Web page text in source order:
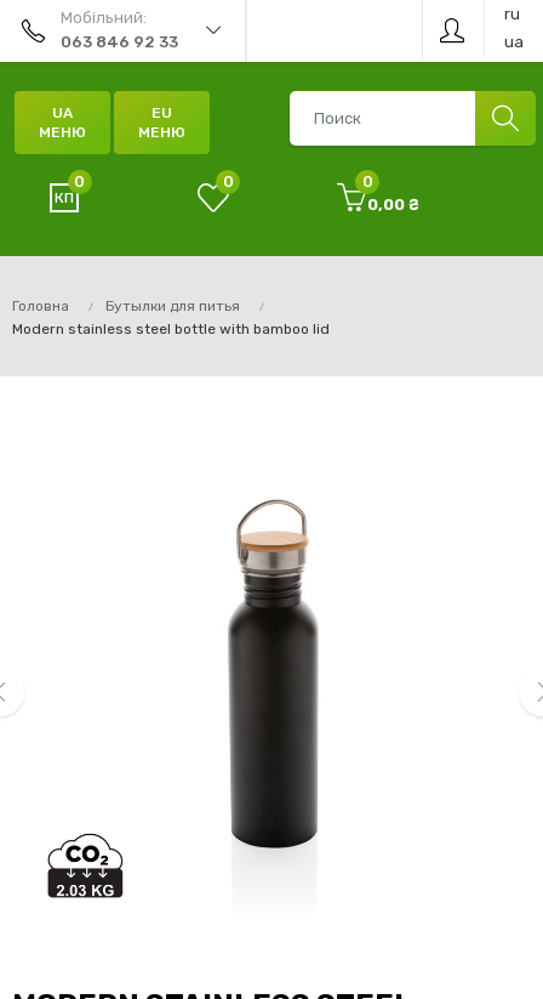
Мобільний:
063 846 92 33
ru
ua
UA
МЕНЮ
EU
МЕНЮ
0 0
0
0,00 ₴
Головна
Бутылки для питья
Modern stainless steel bottle with bamboo lid